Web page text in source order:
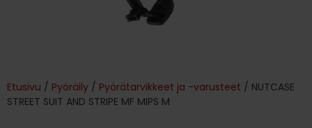
Etusivu / Pyöräily / Pyörätarvikkeet ja -varusteet / NUTCASE
STREET SUIT AND STRIPE MF MIPS M